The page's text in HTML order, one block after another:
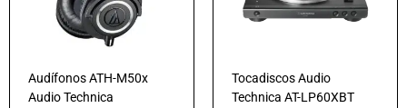
Audífonos ATH-M50x
Audio Technica
Tocadiscos Audio
Technica AT-LP60XBT